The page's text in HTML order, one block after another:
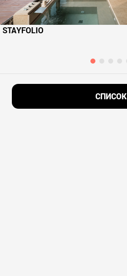
STAYFOLIO
СПИСОК